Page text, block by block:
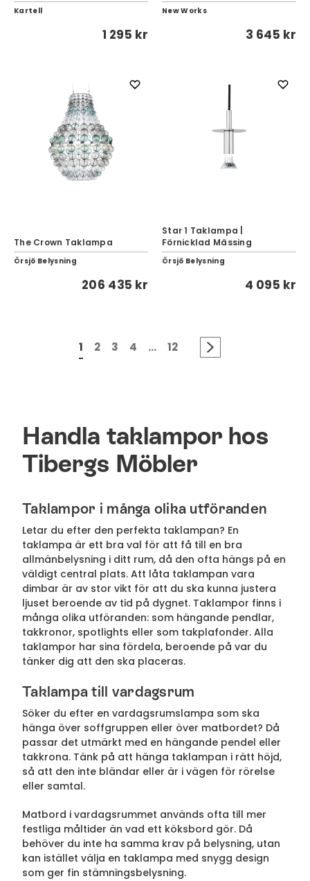
Kartell
1 295 kr
New Works
3 645 kr
The Crown Taklampa
Örsjö Belysning
206 435 kr
Star 1 Taklampa |
Förnicklad Mässing
Örsjö Belysning
4 095 kr
1 2 3 4 ... 12
Handla taklampor hos
Tibergs Möbler
Taklampor i många olika utföranden
Letar du efter den perfekta taklampan? En
taklampa är ett bra val för att få till en bra
allmänbelysning i ditt rum, då den ofta hängs på en
väldigt central plats. Att låta taklampan vara
dimbar är av stor vikt för att du ska kunna justera
ljuset beroende av tid på dygnet. Taklampor finns i
många olika utföranden: som hängande pendlar,
takkronor, spotlights eller som takplafonder. Alla
taklampor har sina fördela, beroende på var du
tänker dig att den ska placeras.
Taklampa till vardagsrum
Söker du efter en vardagsrumslampa som ska
hänga över soffgruppen eller över matbordet? Då
passar det utmärkt med en hängande pendel eller
takkrona. Tänk på att hänga taklampan i rätt höjd,
så att den inte bländar eller är i vägen för rörelse
eller samtal.
Matbord i vardagsrummet används ofta till mer
festliga måltider än vad ett köksbord gör. Då
behöver du inte ha samma krav på belysning, utan
kan istället välja en taklampa med snygg design
som ger fin stämningsbelysning.